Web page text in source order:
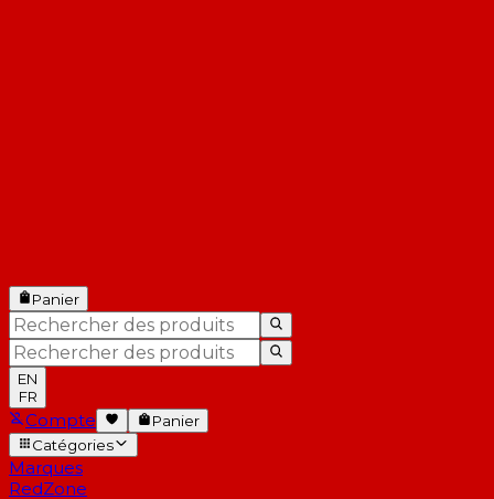
Panier
EN
FR
Compte
Panier
Catégories
Marques
RedZone